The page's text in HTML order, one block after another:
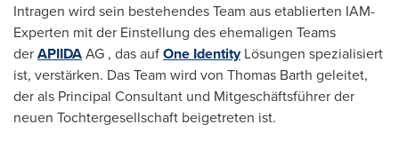
Intragen wird sein bestehendes Team aus etablierten IAM-
Experten mit der Einstellung des ehemaligen Teams
derAPIIDAAG , das aufOne IdentityLösungen spezialisiert
ist, verstärken. Das Team wird von Thomas Barth geleitet,
der als Principal Consultant und Mitgeschäftsführer der
neuen Tochtergesellschaft beigetreten ist.